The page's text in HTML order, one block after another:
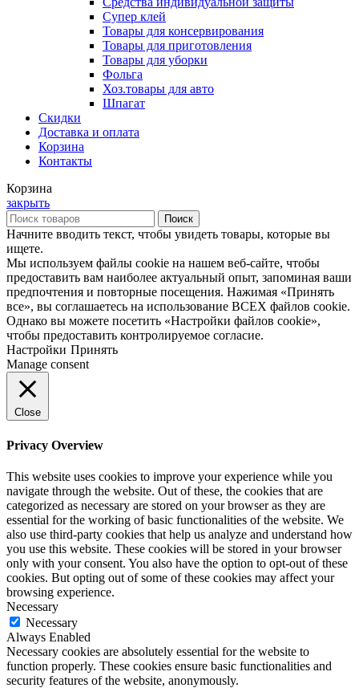
Супер клей
Товары для консервирования
Товары для приготовления
Товары для уборки
Фольга
Хоз.товары для авто
Шпагат
Скидки
Доставка и оплата
Корзина
Контакты
Корзина
закрыть
Поиск
Начните вводить текст, чтобы увидеть товары, которые вы
ищете.
Мы используем файлы cookie на нашем веб-сайте, чтобы
предоставить вам наиболее актуальный опыт, запоминая ваши
предпочтения и повторные посещения. Нажимая «Принять
все», вы соглашаетесь на использование ВСЕХ файлов cookie.
Однако вы можете посетить «Настройки файлов cookie»,
чтобы предоставить контролируемое согласие.
Настройки Принять
Manage consent
Close
Privacy Overview
This website uses cookies to improve your experience while you
navigate through the website. Out of these, the cookies that are
categorized as necessary are stored on your browser as they are
essential for the working of basic functionalities of the website. We
also use third-party cookies that help us analyze and understand how
you use this website. These cookies will be stored in your browser
only with your consent. You also have the option to opt-out of these
cookies. But opting out of some of these cookies may affect your
browsing experience.
Necessary
Necessary
Always Enabled
Necessary cookies are absolutely essential for the website to
function properly. These cookies ensure basic functionalities and
security features of the website, anonymously.